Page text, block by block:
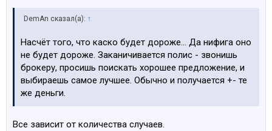
DemAn сказал(а): ↑
Насчёт того, что каско будет дороже... Да нифига оно
не будет дороже. Заканичивается полис - звонишь
брокеру, просишь поискать хорошее предложение, и
выбираешь самое лучшее. Обычно и получается +- те
же деньги.
Все зависит от количества случаев.